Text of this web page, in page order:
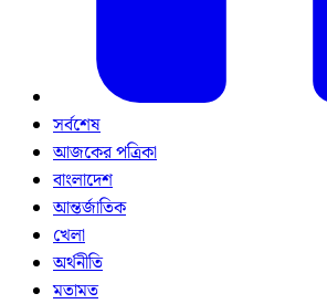
সর্বশেষ
আজকের পত্রিকা
বাংলাদেশ
আন্তর্জাতিক
খেলা
অর্থনীতি
মতামত